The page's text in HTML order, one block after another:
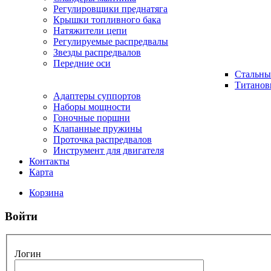
Регулировщики преднатяга
Крышки топливного бака
Натяжители цепи
Регулируемые распредвалы
Звезды распредвалов
Передние оси
Адаптеры суппортов
Наборы мощности
Гоночные поршни
Клапанные пружины
Проточка распредвалов
Инструмент для двигателя
Контакты
Карта
Корзина
Войти
Логин